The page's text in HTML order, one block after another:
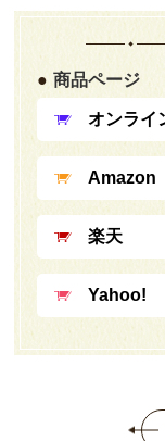
商品ページ
オンライ
Amazon
楽天
Yahoo!